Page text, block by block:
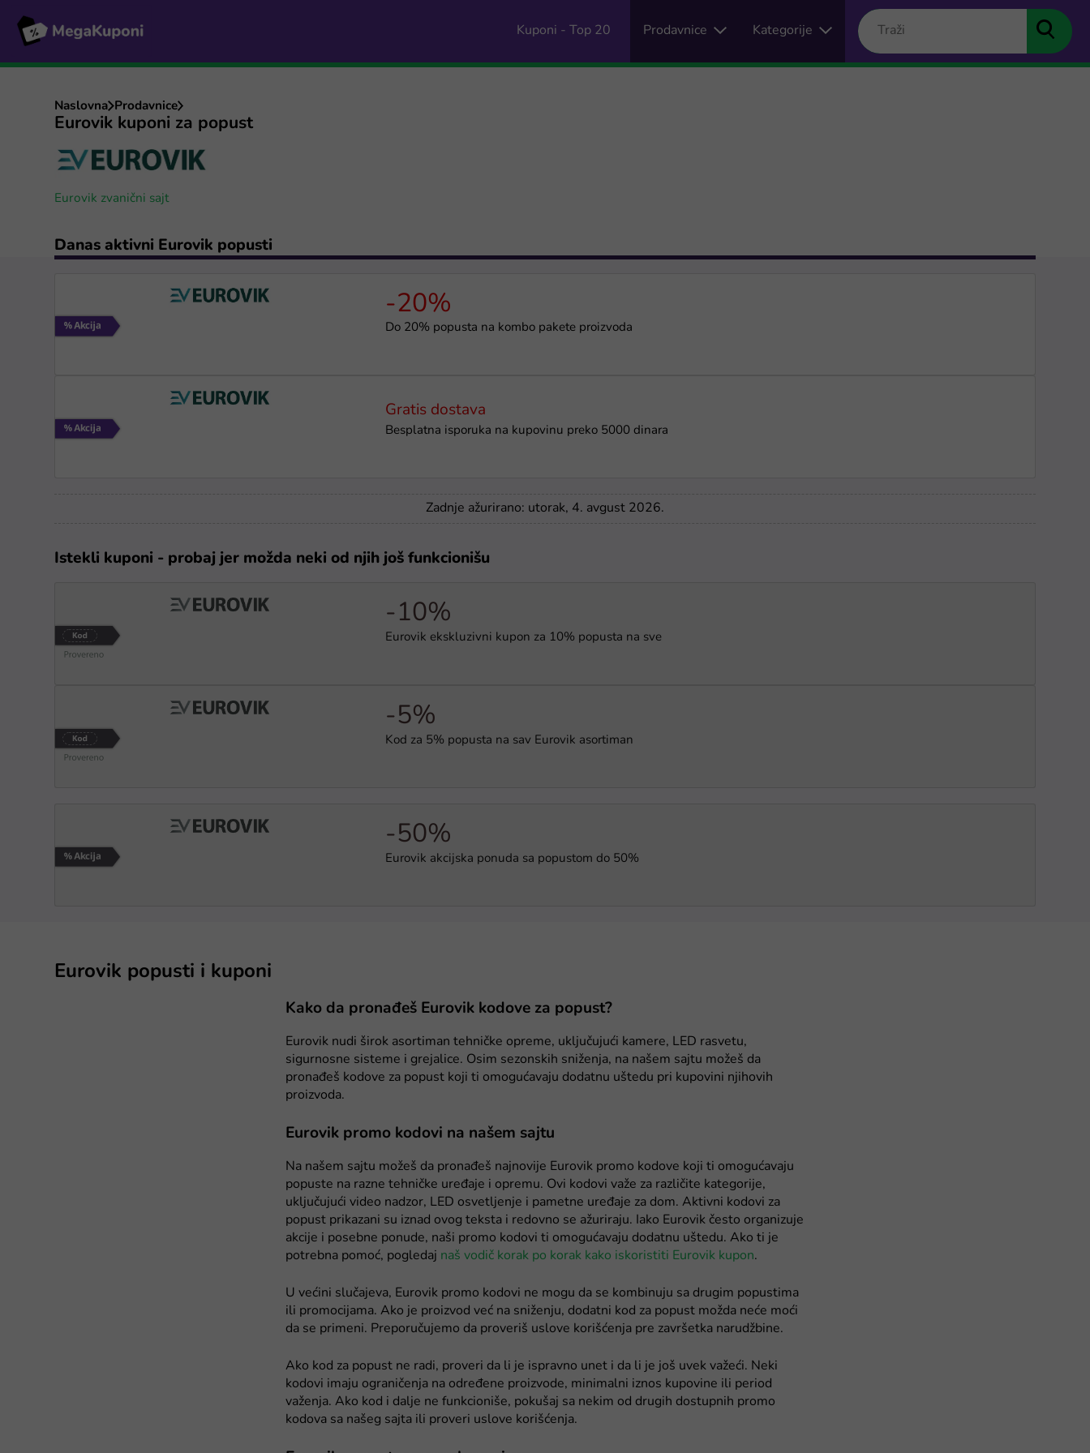
Kuponi - Top 20 Prodavnice Kategorije
Naslovna Prodavnice
Eurovik kuponi za popust
Eurovik zvanični sajt
Danas aktivni Eurovik popusti
-20%
Do 20% popusta na kombo pakete proizvoda
Gratis dostava
Besplatna isporuka na kupovinu preko 5000 dinara
Zadnje ažurirano: utorak, 4. avgust 2026.
Istekli kuponi - probaj jer možda neki od njih još funkcionišu
-10%
Eurovik ekskluzivni kupon za 10% popusta na sve
-5%
Kod za 5% popusta na sav Eurovik asortiman
-50%
Eurovik akcijska ponuda sa popustom do 50%
Eurovik popusti i kuponi
Kako da pronađeš Eurovik kodove za popust?
Eurovik nudi širok asortiman tehničke opreme, uključujući kamere, LED rasvetu,
sigurnosne sisteme i grejalice. Osim sezonskih sniženja, na našem sajtu možeš da
pronađeš kodove za popust koji ti omogućavaju dodatnu uštedu pri kupovini njihovih
proizvoda.
Eurovik promo kodovi na našem sajtu
Na našem sajtu možeš da pronađeš najnovije Eurovik promo kodove koji ti omogućavaju
popuste na razne tehničke uređaje i opremu. Ovi kodovi važe za različite kategorije,
uključujući video nadzor, LED osvetljenje i pametne uređaje za dom. Aktivni kodovi za
popust prikazani su iznad ovog teksta i redovno se ažuriraju. Iako Eurovik često organizuje
akcije i posebne ponude, naši promo kodovi ti omogućavaju dodatnu uštedu. Ako ti je
potrebna pomoć, pogledaj naš vodič korak po korak kako iskoristiti Eurovik kupon.
U većini slučajeva, Eurovik promo kodovi ne mogu da se kombinuju sa drugim popustima
ili promocijama. Ako je proizvod već na sniženju, dodatni kod za popust možda neće moći
da se primeni. Preporučujemo da proveriš uslove korišćenja pre završetka narudžbine.
Ako kod za popust ne radi, proveri da li je ispravno unet i da li je još uvek važeći. Neki
kodovi imaju ograničenja na određene proizvode, minimalni iznos kupovine ili period
važenja. Ako kod i dalje ne funkcioniše, pokušaj sa nekim od drugih dostupnih promo
kodova sa našeg sajta ili proveri uslove korišćenja.